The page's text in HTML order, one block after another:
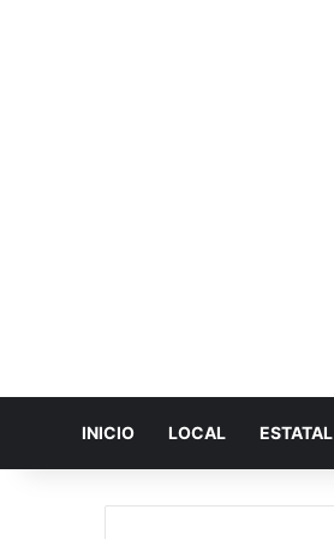
INICIO LOCAL ESTATAL